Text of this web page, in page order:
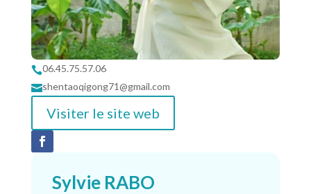
06.45.75.57.06
shentaoqigong71@gmail.com
Visiter le site web
Sylvie RABO